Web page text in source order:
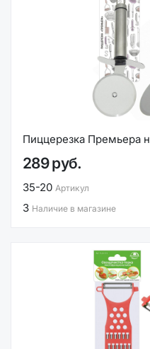
Пиццерезка Премьера
289 руб.
35-20 Артикул
3 Наличие в магазине